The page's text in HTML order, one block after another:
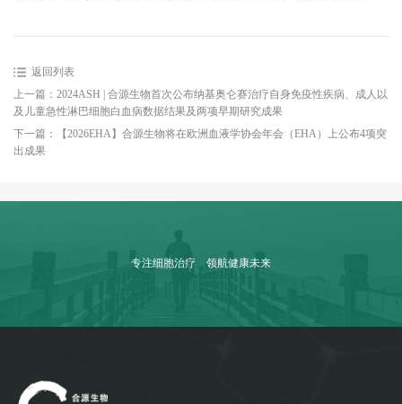
返回列表
上一篇：2024ASH | 合源生物首次公布纳基奥仑赛治疗自身免疫性疾病、成人以
及儿童急性淋巴细胞白血病数据结果及两项早期研究成果
下一篇：【2026EHA】合源生物将在欧洲血液学协会年会（EHA）上公布4项突
出成果
专注细胞治疗 领航健康未来